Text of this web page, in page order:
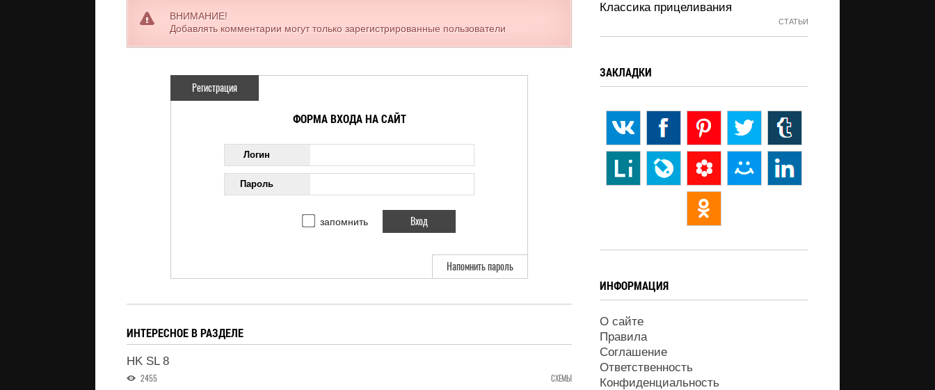
ВНИМАНИЕ!
Добавлять комментарии могут только зарегистрированные пользователи
Регистрация
ФОРМА ВХОДА НА САЙТ
Логин
Пароль
запомнить
Напомнить пароль
ИНТЕРЕСНОЕ В РАЗДЕЛЕ
HK SL 8
2455 СХЕМЫ
Классика прицеливания
СТАТЬИ
ЗАКЛАДКИ
ИНФОРМАЦИЯ
О сайте
Правила
Соглашение
Ответственность
Конфиденциальность